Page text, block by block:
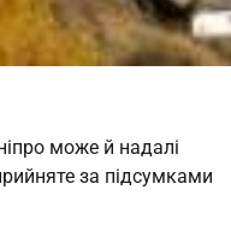
може й надалі
за підсумками